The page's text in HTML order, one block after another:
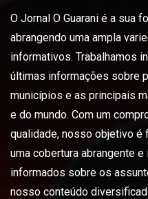
O Jornal O Guarani é a sua
abrangendo uma ampla
informativos. Trabalhamos
últimas informações sobre
municípios e as principais
e do mundo. Com um
qualidade, nosso objetivo é
uma cobertura abrangente
informados sobre os
nosso conteúdo